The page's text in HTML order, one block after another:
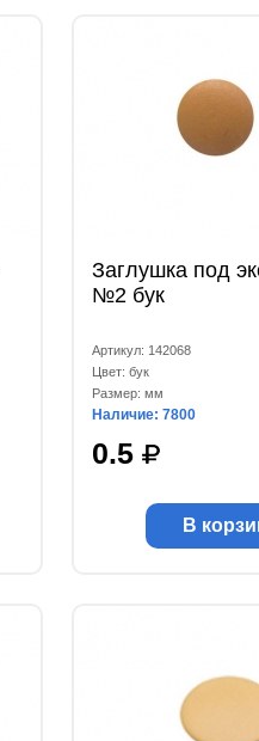
Заглушка под
№2 бук
Артикул: 142068
Цвет: бук
Размер: мм
Наличие: 7800
0.5
В